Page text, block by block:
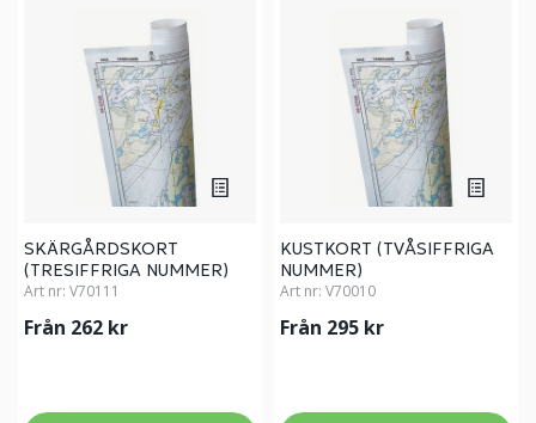
SKÄRGÅRDSKORT
(TRESIFFRIGA NUMMER)
Art nr: V70111
Från 262 kr
KUSTKORT (TVÅSIFFRIGA
NUMMER)
Art nr: V70010
Från 295 kr